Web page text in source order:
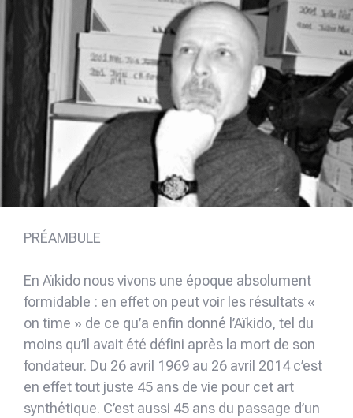
PRÉAMBULE
En Aïkido nous vivons une époque absolument
formidable : en effet on peut voir les résultats «
on time » de ce qu’a enfin donné l’Aïkido, tel du
moins qu’il avait été défini après la mort de son
fondateur. Du 26 avril 1969 au 26 avril 2014 c’est
en effet tout juste 45 ans de vie pour cet art
synthétique. C’est aussi 45 ans du passage d’un